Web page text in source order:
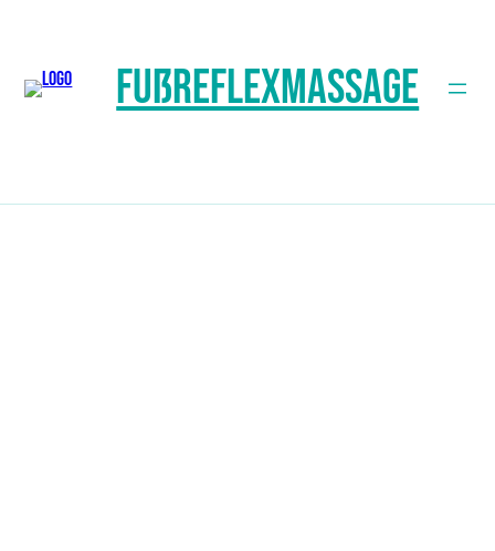
Fußreflexmassage